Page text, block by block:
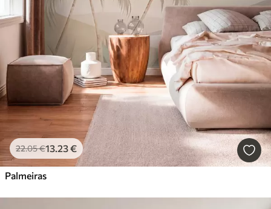
22.05€13.23€
Palmeiras